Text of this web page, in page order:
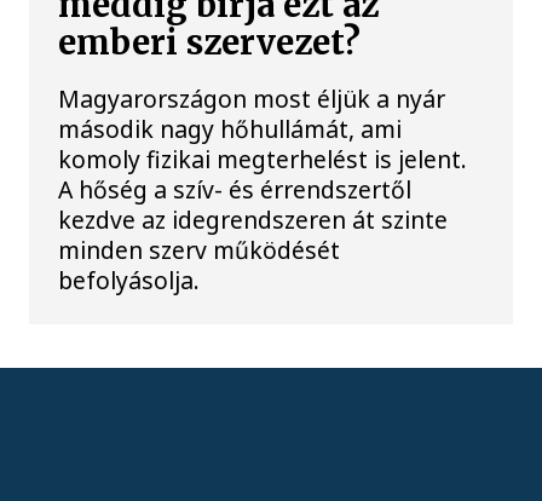
emberi szervezet?
Magyarországon most éljük a nyár
második nagy hőhullámát, ami
komoly fizikai megterhelést is jelent.
A hőség a szív- és érrendszertől
kezdve az idegrendszeren át szinte
minden szerv működését
befolyásolja.